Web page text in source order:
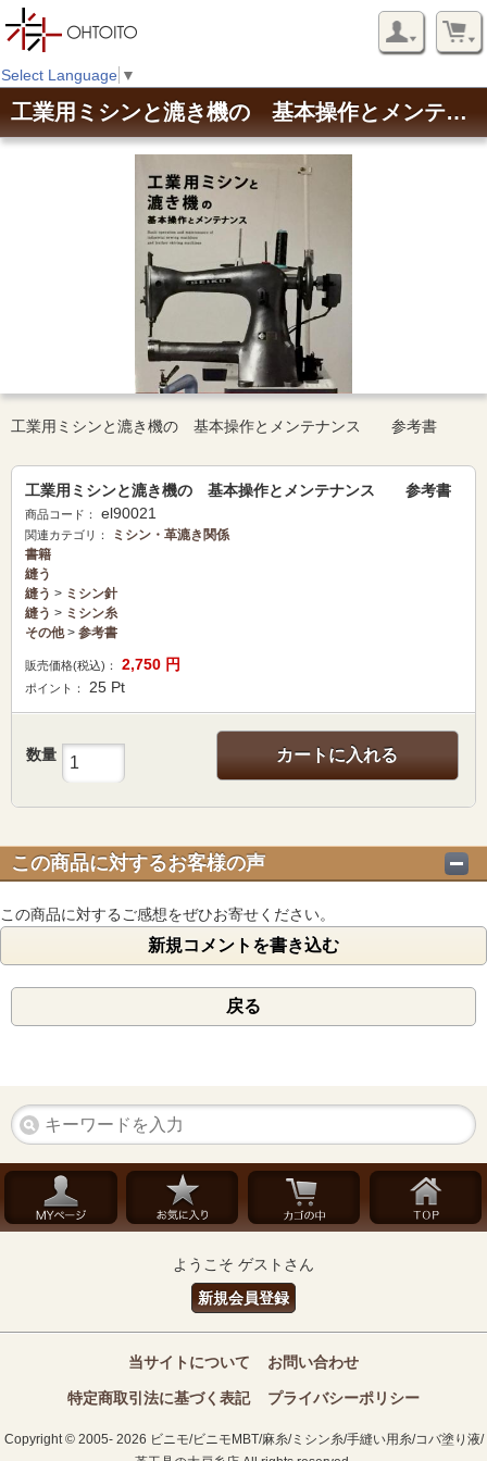
Select Language ▼
工業用ミシンと漉き機の 基本操作とメンテナンス 参考書
工業用ミシンと漉き機の 基本操作とメンテナンス 参考書
工業用ミシンと漉き機の 基本操作とメンテナンス 参考書
商品コード： el90021
関連カテゴリ：
ミシン・革漉き関係
書籍
縫う
縫う > ミシン針
縫う > ミシン糸
その他> 参考書
販売価格(税込)： 2,750 円
ポイント： 25 Pt
数量 カートに入れる
この商品に対するお客様の声
この商品に対するご感想をぜひお寄せください。
新規コメントを書き込む
戻る
ようこそ ゲストさん
新規会員登録
当サイトについて お問い合わせ
特定商取引法に基づく表記 プライバシーポリシー
Copyright © 2005- 2026 ビニモ/ビニモMBT/麻糸/ミシン糸/手縫い用糸/コバ塗り液/